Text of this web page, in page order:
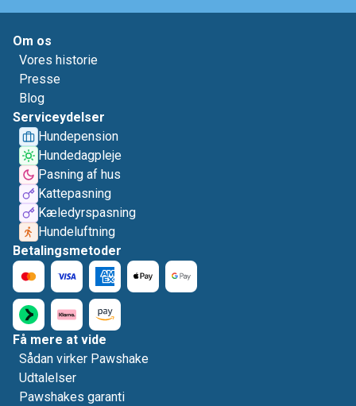
Om os
Vores historie
Presse
Blog
Serviceydelser
Hundepension
Hundedagpleje
Pasning af hus
Kattepasning
Kæledyrspasning
Hundeluftning
Betalingsmetoder
Få mere at vide
Sådan virker Pawshake
Udtalelser
Pawshakes garanti